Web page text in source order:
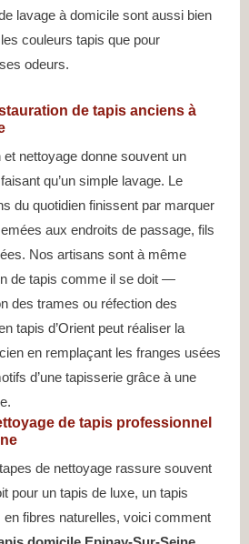
lavage à domicile sont aussi bien
couleurs tapis que pour
odeurs.
de tapis anciens à
nettoyage donne souvent un
qu’un simple lavage. Le
du quotidien finissent par marquer
aux endroits de passage, fils
Nos artisans sont à même
de tapis comme il se doit —
des trames ou réfection des
tapis d’Orient peut réaliser la
en remplaçant les franges usées
d’une tapisserie grâce à une
de tapis professionnel
de nettoyage rassure souvent
pour un tapis de luxe, un tapis
en fibres naturelles, voici comment